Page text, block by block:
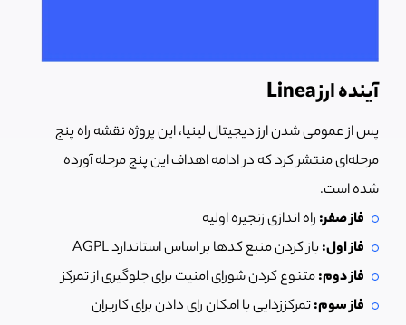
آینده ارز Linea
پس از عمومی شدن ارز دیجیتال لینیا، این پروژه نقشه راه پنج
مرحله‌ای منتشر کرد که در ادامه اهداف این پنج مرحله آورده
شده است.
فاز صفر: راه اندازی زنجیره اولیه
فاز اول:باز کردن منبع کدها بر اساس استاندارد AGPL
فاز دوم:متنوع کردن شورای امنیت برای جلوگیری از تمرکز
فاز سوم:تمرکززدایی با امکان رای دادن برای کاربران